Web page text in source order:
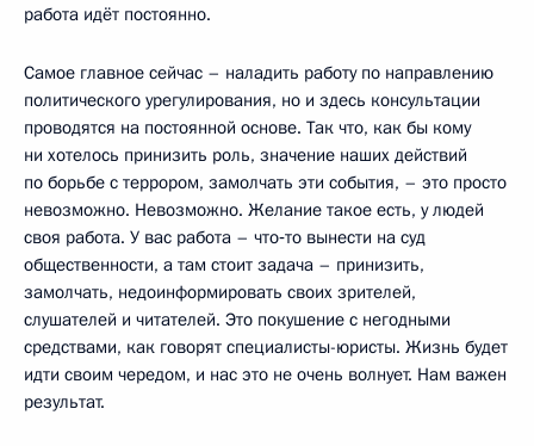
работа идёт постоянно.
Самое главное сейчас – наладить работу по направлению
политического урегулирования, но и здесь консультации
проводятся на постоянной основе. Так что, как бы кому
ни хотелось принизить роль, значение наших действий
по борьбе с террором, замолчать эти события, – это просто
невозможно. Невозможно. Желание такое есть, у людей
своя работа. У вас работа – что‑то вынести на суд
общественности, а там стоит задача – принизить,
замолчать, недоинформировать своих зрителей,
слушателей и читателей. Это покушение с негодными
средствами, как говорят специалисты-юристы. Жизнь будет
идти своим чередом, и нас это не очень волнует. Нам важен
результат.